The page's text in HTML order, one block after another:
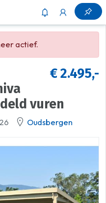
actief.
€ 2.495,-
vuren
Oudsbergen